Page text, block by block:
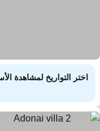
اختر التواريخ لمشاهدة